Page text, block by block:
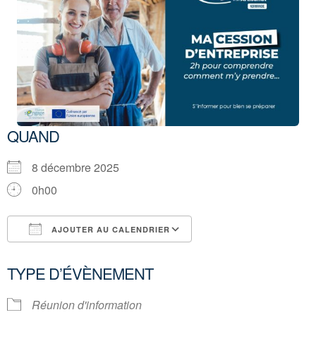
QUAND
8 décembre 2025
0h00
AJOUTER AU CALENDRIER
TYPE D’ÉVÈNEMENT
Réunion d'information